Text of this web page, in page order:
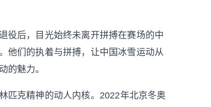
后，目光始终未离开拼搏在赛场的中
他们的执着与拼搏，让中国冰雪运动从
的魅力。
克精神的动人内核。2022年北京冬奥